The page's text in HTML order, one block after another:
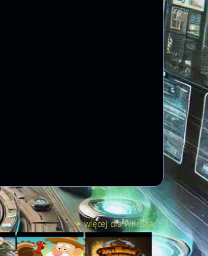
więcej dla WildStar